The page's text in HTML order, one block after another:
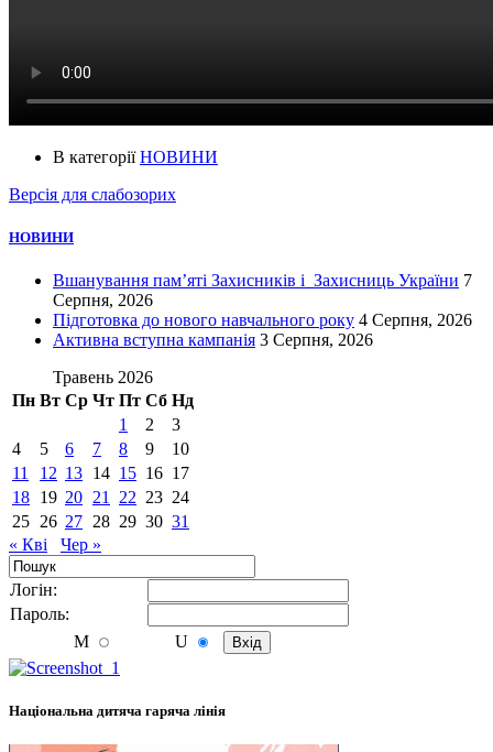
В категоріїНОВИНИ
Версія для слабозорих
НОВИНИ
Вшанування пам’яті Захисників і Захисниць України 7
Серпня, 2026
Підготовка до нового навчального року 4 Серпня, 2026
Активна вступна кампанія 3 Серпня, 2026
Травень 2026
Пн Вт Ср Чт Пт Сб Нд
1
2
3
4
5 6 7 8 9
10
11
12 13 14 15 16 17
18 19 20 21 22 23 24
25 26 27 28 29 30 31
« Кві
Чер »
Логiн:
Пароль:
M
U
Національна дитяча гаряча лінія